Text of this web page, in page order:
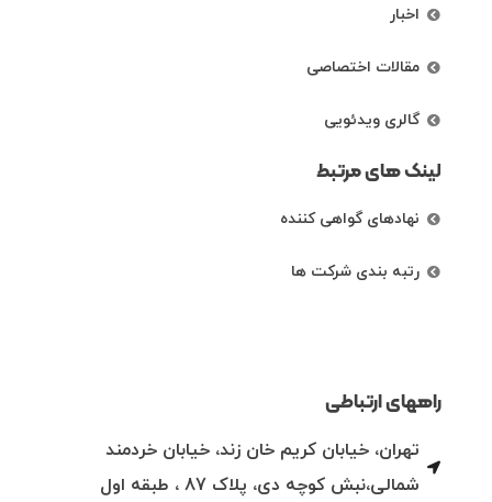
اخبار
مقالات اختصاصی
گالری ویدئویی
لینک های مرتبط
نهادهای گواهی کننده
رتبه بندی شرکت ها
راههای ارتباطی
تهران، خیابان کریم خان زند، خیابان خردمند
شمالی،نبش کوچه دی، پلاک 87 ، طبقه اول